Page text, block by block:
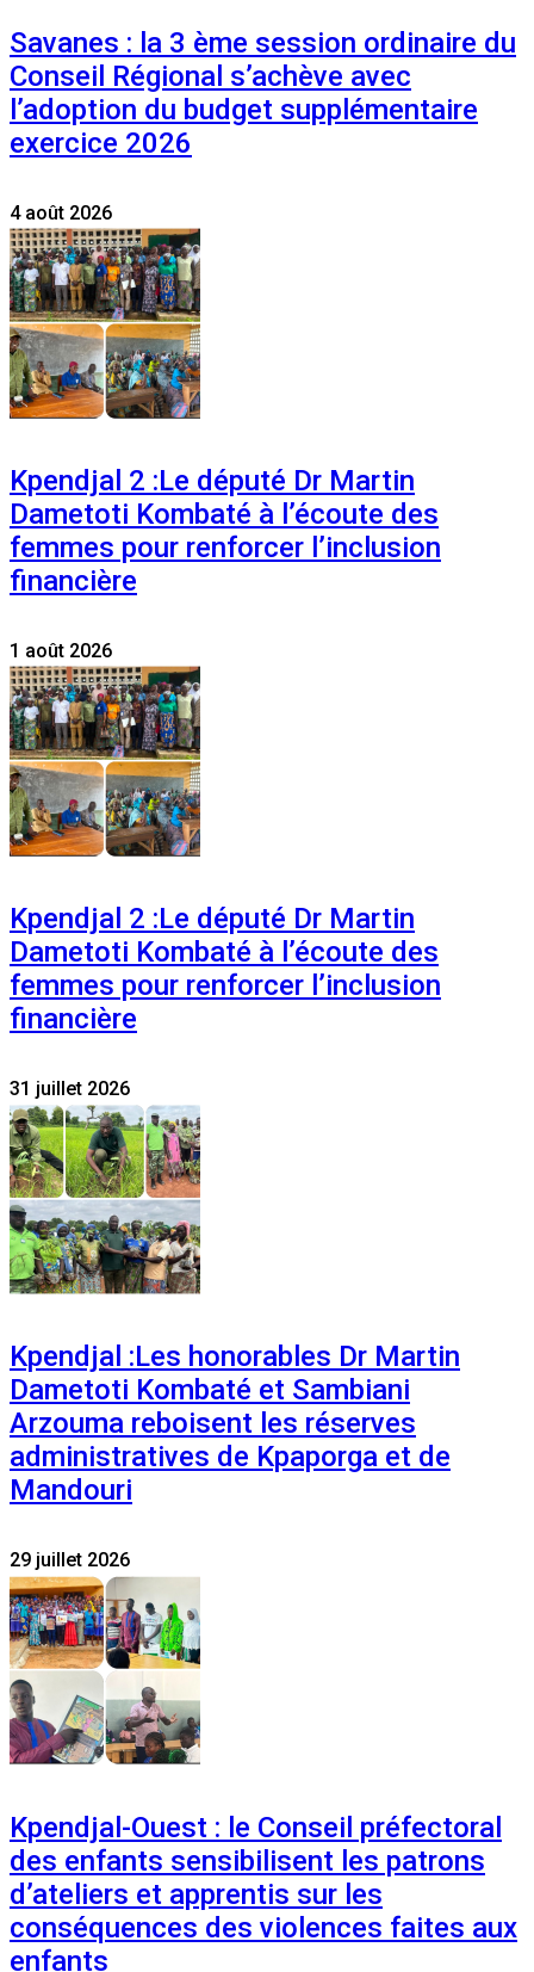
Savanes : la 3 ème session ordinaire du
Conseil Régional s’achève avec
l’adoption du budget supplémentaire
exercice 2026
4 août 2026
Kpendjal 2 :Le député Dr Martin
Dametoti Kombaté à l’écoute des
femmes pour renforcer l’inclusion
financière
1 août 2026
Kpendjal 2 :Le député Dr Martin
Dametoti Kombaté à l’écoute des
femmes pour renforcer l’inclusion
financière
31 juillet 2026
Kpendjal :Les honorables Dr Martin
Dametoti Kombaté et Sambiani
Arzouma reboisent les réserves
administratives de Kpaporga et de
Mandouri
29 juillet 2026
Kpendjal-Ouest : le Conseil préfectoral
des enfants sensibilisent les patrons
d’ateliers et apprentis sur les
conséquences des violences faites aux
enfants